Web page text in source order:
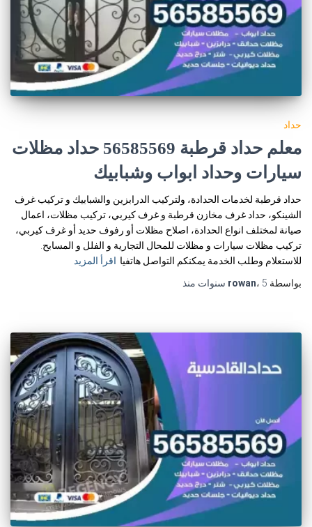
حداد
معلم حداد قرطبة 56585569 حداد مظلات
سيارات وحداد ابواب وشبابيك
حداد قرطبة لخدمات الحدادة، ولتركيب الدرابزين والشبابيك و تركيب غرف
الشينكو، حداد غرف مخازن قرطبة و غرف كيربي، تركيب مظلات، اعمال
صيانة لمختلف انواع الحدادة، اصلاح مظلات أو رفوف حديد أو غرف كيربي،
تركيب مظلات سيارات و مظلات للمحال التجارية و الفلل و المسابح.
للاستعلام وطلب الخدمة يمكنكم التواصل هاتفيا اقرأ المزيد
بواسطة
rowan، 5 سنوات منذ